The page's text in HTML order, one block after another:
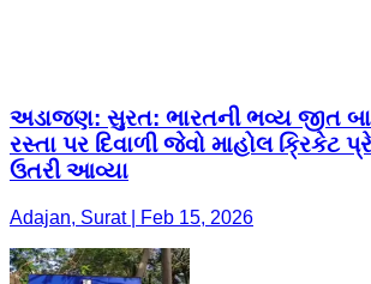
અડાજણ: ​સુરત: ભારતની ભવ્ય જીત
રસ્તા પર દિવાળી જેવો માહોલ ક્રિકેટ
ઉતરી આવ્યા
Adajan, Surat | Feb 15, 2026